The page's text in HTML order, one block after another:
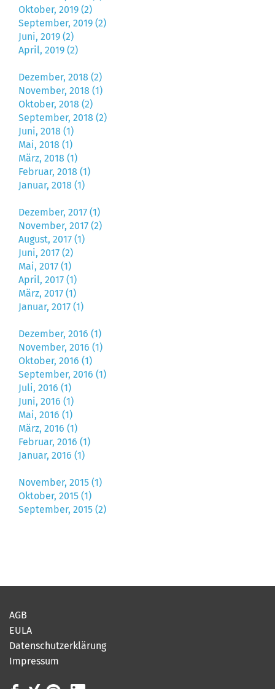
Oktober, 2019 (2)
September, 2019 (2)
Juni, 2019 (2)
April, 2019 (2)
Dezember, 2018 (2)
November, 2018 (1)
Oktober, 2018 (2)
September, 2018 (2)
Juni, 2018 (1)
Mai, 2018 (1)
März, 2018 (1)
Februar, 2018 (1)
Januar, 2018 (1)
Dezember, 2017 (1)
November, 2017 (2)
August, 2017 (1)
Juni, 2017 (2)
Mai, 2017 (1)
April, 2017 (1)
März, 2017 (1)
Januar, 2017 (1)
Dezember, 2016 (1)
November, 2016 (1)
Oktober, 2016 (1)
September, 2016 (1)
Juli, 2016 (1)
Juni, 2016 (1)
Mai, 2016 (1)
März, 2016 (1)
Februar, 2016 (1)
Januar, 2016 (1)
November, 2015 (1)
Oktober, 2015 (1)
September, 2015 (2)
AGB
EULA
Datenschutzerklärung
Impressum